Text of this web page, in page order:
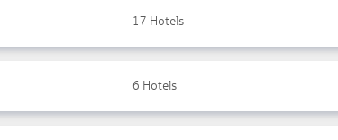
17 Hotels
6 Hotels